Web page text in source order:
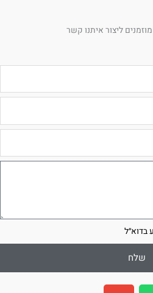
ליצור איתנו קשר
שלח